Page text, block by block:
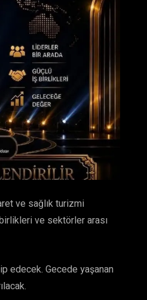
ve sağlık turizmi
ve sektörler arası
edecek. Gecede yaşanan